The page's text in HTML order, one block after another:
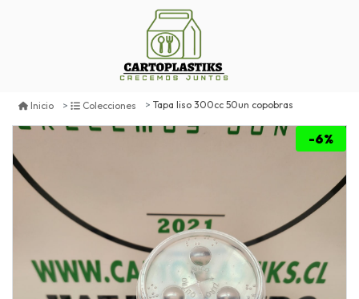
Inicio Colecciones Tapa liso 300cc 50un copobras
-6%